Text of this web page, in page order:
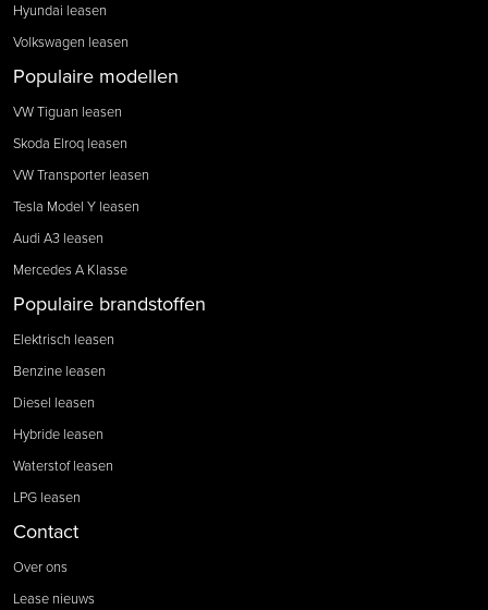
Hyundai leasen
Volkswagen leasen
Populaire modellen
VW Tiguan leasen
Skoda Elroq leasen
VW Transporter leasen
Tesla Model Y leasen
Audi A3 leasen
Mercedes A Klasse
Populaire brandstoffen
Elektrisch leasen
Benzine leasen
Diesel leasen
Hybride leasen
Waterstof leasen
LPG leasen
Contact
Over ons
Lease nieuws